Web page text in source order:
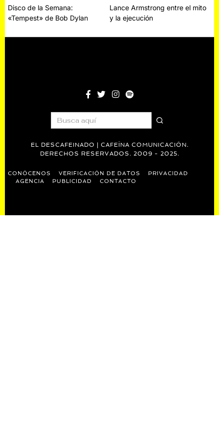
Navegación
de
entradas
Disco de la Semana:
«Tempest» de Bob Dylan
Lance Armstrong entre el mito
y la ejecución
EL DESCAFEINADO | CAFEÍNA COMUNICACIÓN.
DERECHOS RESERVADOS. 2009 - 2025.
CONÓCENOS VERIFICACIÓN DE DATOS
PRIVACIDAD
AGENCIA
PUBLICIDAD CONTACTO